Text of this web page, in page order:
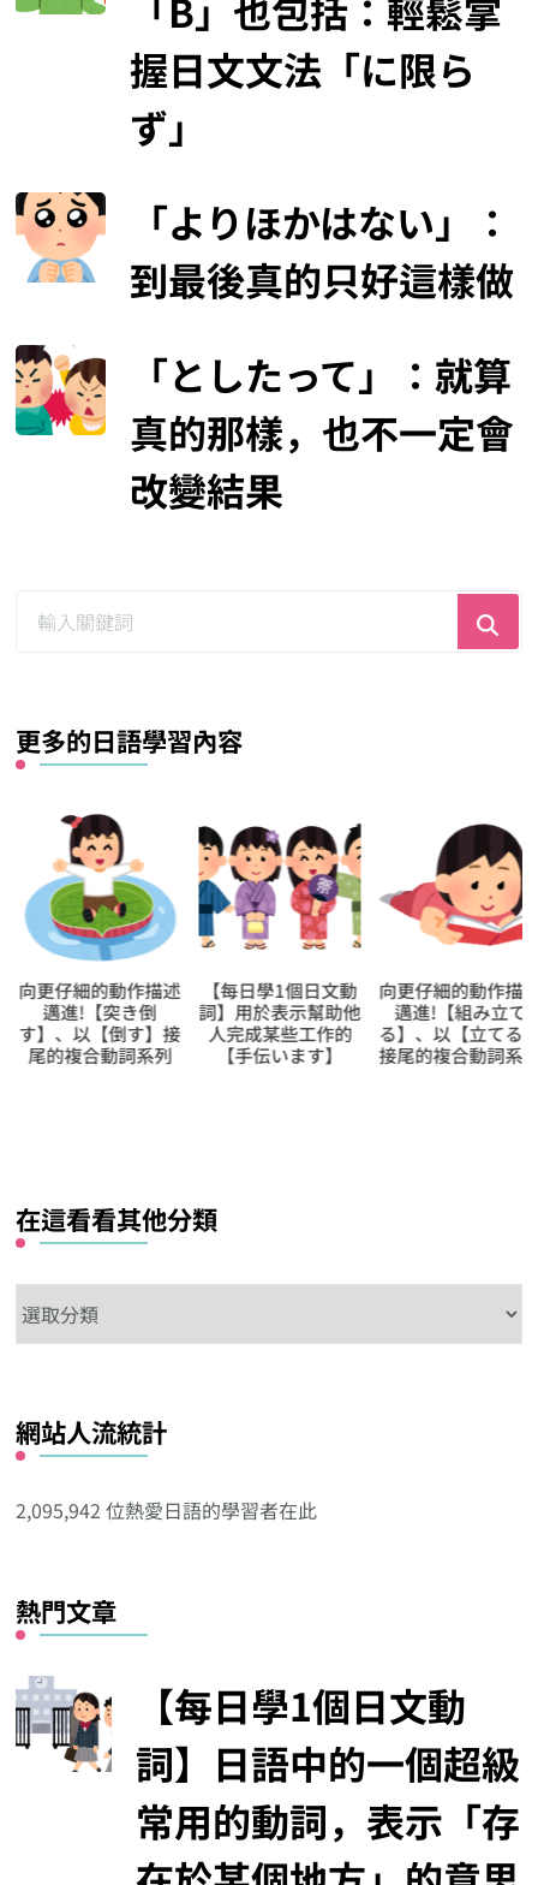
握日文文法「に限ら
ず」
「よりほかはない」：
到最後真的只好這樣做
「としたって」：就算
真的那樣，也不一定會
改變結果
更多的日語學習內容
向更仔細的動作描述
邁進!【突き倒
す】、以【倒す】接
尾的複合動詞系列
【每日學1個日文動
詞】用於表示幫助他
人完成某些工作的
【手伝います】
向更仔細的動作描述
邁進!【組み立て
る】、以【立てる】
接尾的複合動詞系列
在這看看其他分類
這
其
他
類
網站人流統計
2,095,942 位熱愛日語的學習者在此
熱門文章
【每日學1個日文動
詞】日語中的一個超級
常用的動詞，表示「存